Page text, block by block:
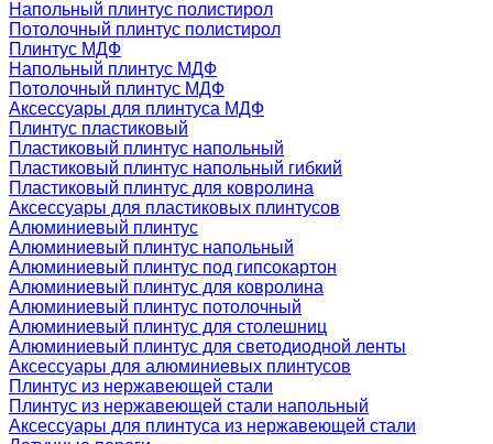
Напольный плинтус полистирол
Потолочный плинтус полистирол
Плинтус МДФ
Напольный плинтус МДФ
Потолочный плинтус МДФ
Аксессуары для плинтуса МДФ
Плинтус пластиковый
Пластиковый плинтус напольный
Пластиковый плинтус напольный гибкий
Пластиковый плинтус для ковролина
Аксессуары для пластиковых плинтусов
Алюминиевый плинтус
Алюминиевый плинтус напольный
Алюминиевый плинтус под гипсокартон
Алюминиевый плинтус для ковролина
Алюминиевый плинтус потолочный
Алюминиевый плинтус для столешниц
Алюминиевый плинтус для светодиодной ленты
Аксессуары для алюминиевых плинтусов
Плинтус из нержавеющей стали
Плинтус из нержавеющей стали напольный
Аксессуары для плинтуса из нержавеющей стали